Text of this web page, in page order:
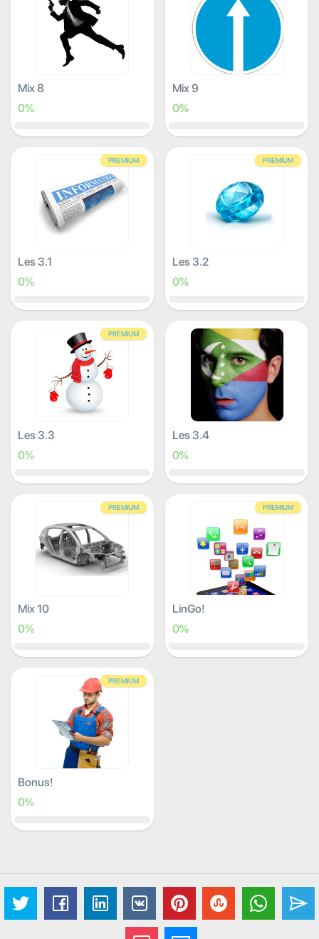
Mix 8
0%
Mix 9
0%
PREMIUM
Les 3.1
0%
PREMIUM
Les 3.2
0%
PREMIUM
Les 3.3
0%
Les 3.4
0%
PREMIUM
Mix 10
0%
PREMIUM
LinGo!
0%
PREMIUM
Bonus!
0%